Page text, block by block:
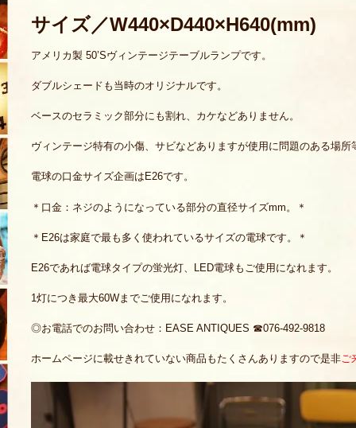
サイズ／W440×D440×H640(mm)
アメリカ製 50’Sヴィンテージテーブルランプです。
ダブルシェードも当時のオリジナルです。
ベースのセラミック部分にも割れ、カケなどありません。
ヴィンテージ特有の小傷、サビなどありますが使用に問題のある場所
電球の口金サイズ企画はE26です。
＊口金：ネジのようになっている部分の直径サイズmm。＊
＊E26は家庭で最も多く使われているサイズの電球です。＊
E26であれば電球タイプの蛍光灯、LED電球もご使用になれます。
1灯につき最大60Wまでご使用になれます。
◎お電話でのお問い合わせ：EASE ANTIQUES ☎076-492-9818
ホームページに載せきれていない商品もたくさんありますので是非ご